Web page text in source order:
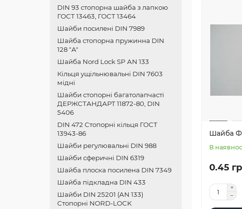
DIN 93 стопорна шайба з лапкою
ГОСТ 13463, ГОСТ 13464
Шайби посилені DIN 7989
Шайба стопорна пружинна DIN
128 "А"
Шайба Nord Lock SP AN 133
Кільця ущільнювальні DIN 7603
мідні
Шайби стопорні багатолапчасті
ДЕРЖСТАНДАРТ 11872-80, DIN
5406
DIN 472 Стопорні кільця ГОСТ
13943-86
Шайби регулювальні DIN 988
Шайби сферичні DIN 6319
Шайба плоска посилена DIN 7349
Шайба підкладна DIN 433
Шайби DIN 25201 (AN 133)
Стопорні NORD-LOCK
Шайба
В
0.45